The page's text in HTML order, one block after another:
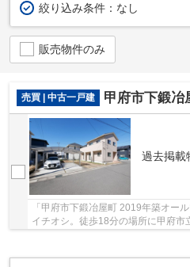
絞り込み条件： なし
販売物件のみ
売買 | 中古一戸建 甲府市下鍛冶屋町 2019
過去掲載
「甲府市下鍛冶屋町 2019年築オ
イチオシ。徒歩18分の場所に甲府市